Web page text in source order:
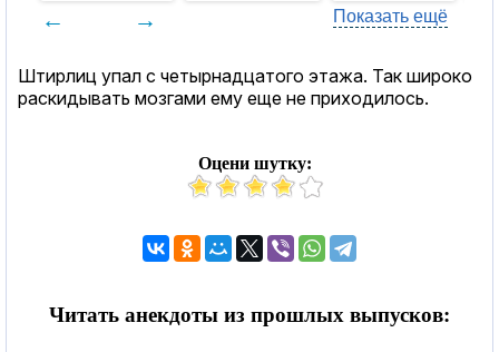
← → Показать ещё
Штирлиц упал с четырнадцатого этажа. Так широко
раскидывать мозгами ему еще не приходилось.
Оцени шутку:
Читать анекдоты из прошлых выпусков: